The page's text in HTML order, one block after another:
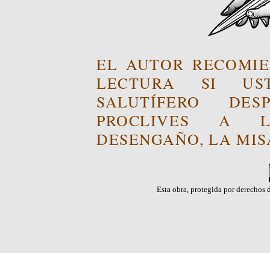
EL AUTOR
LECTURA SI
SALUTÍFERO
PROCLIVES A
DESENGAÑO, LA
Esta obra, protegida por derechos